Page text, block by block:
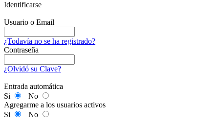
Identificarse
Usuario o Email
¿Todavía no se ha registrado?
Contraseña
¿Olvidó su Clave?
Entrada automática
Si
No
Agregarme a los usuarios activos
Si
No